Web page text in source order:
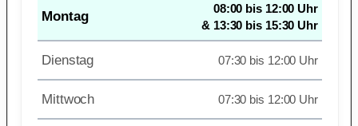
Montag
08:00 bis 12:00 Uhr
& 13:30 bis 15:30 Uhr
Dienstag 07:30 bis 12:00 Uhr
Mittwoch 07:30 bis 12:00 Uhr